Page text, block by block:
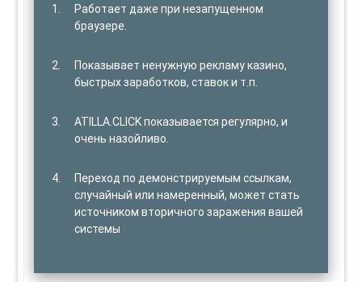
Работает даже при незапущенном
браузере.
Показывает ненужную рекламу казино,
быстрых заработков, ставок и т.п.
ATILLA.CLICK показывается регулярно, и
очень назойливо.
Переход по демонстрируемым ссылкам,
случайный или намеренный, может стать
источником вторичного заражения вашей
системы